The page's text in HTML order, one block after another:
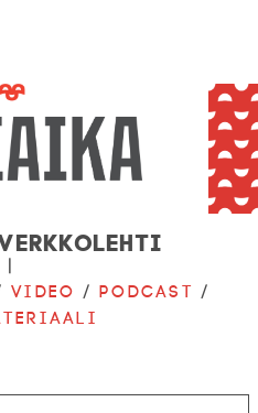
|
Video /Podcast /